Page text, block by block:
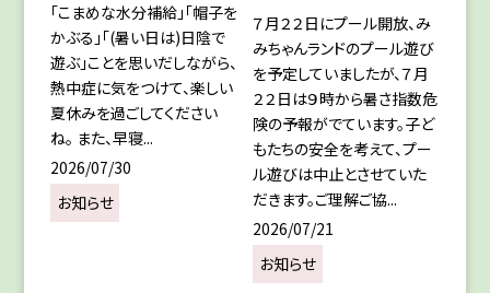
「こまめな水分補給」「帽子を
かぶる」「(暑い日は)日陰で
遊ぶ」ことを思いだしながら、
熱中症に気をつけて、楽しい
夏休みを過ごしてください
ね。 また、早寝...
2026/07/30
お知らせ
７月２２日にプール開放、み
みちゃんランドのプール遊び
を予定していましたが、７月
２２日は９時から暑さ指数危
険の予報がでています。子ど
もたちの安全を考えて、プー
ル遊びは中止とさせていた
だきます。ご理解ご協...
2026/07/21
お知らせ